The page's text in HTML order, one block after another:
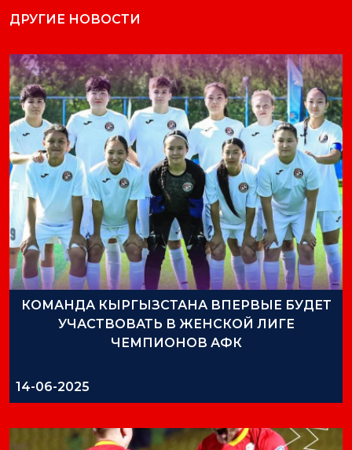
ДРУГИЕ НОВОСТИ
КОМАНДА КЫРГЫЗСТАНА ВПЕРВЫЕ БУДЕТ
УЧАСТВОВАТЬ В ЖЕНСКОЙ ЛИГЕ
ЧЕМПИОНОВ АФК
14-06-2025